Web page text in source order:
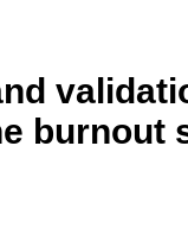
burnout